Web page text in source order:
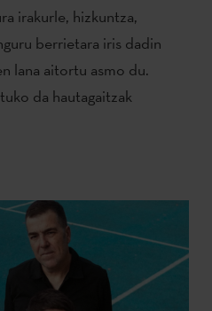
irakurle, hizkuntza,
berrietara iris dadin
lana aitortu asmo du.
da hautagaitzak